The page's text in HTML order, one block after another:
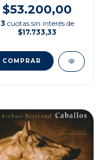
$53.200,00
3 cuotas sin interés de
$17.733,33